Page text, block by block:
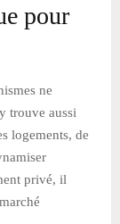
pour
ne
trouve aussi
logements, de
privé, il